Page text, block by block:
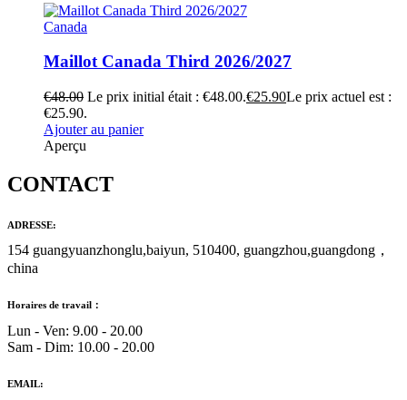
Canada
Maillot Canada Third 2026/2027
€48.00 Le prix initial était : €48.00.€25.90Le prix actuel est :
€25.90.
Ajouter au panier
Aperçu
CONTACT
ADRESSE:
154 guangyuanzhonglu,baiyun, 510400, guangzhou,guangdong，
china
Horaires de travail：
Lun - Ven: 9.00 - 20.00
Sam - Dim: 10.00 - 20.00
EMAIL: